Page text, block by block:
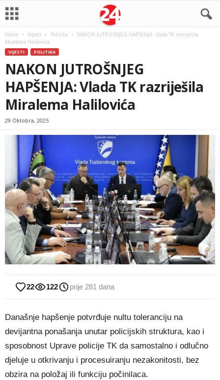
Home Vijesti Politika
NAKON JUTROŠNJEG HAPŠENJA: Vlada TK razriješila
Miralema Halilovića
VIJESTI POLITIKA
NAKON JUTROŠNJEG
HAPŠENJA: Vlada TK razriješila
Miralema Halilovića
29 Oktobra, 2025
22 122 prije 281 dana
Današnje hapšenje potvrđuje nultu toleranciju na
devijantna ponašanja unutar policijskih struktura, kao i
sposobnost Uprave policije TK da samostalno i odlučno
djeluje u otkrivanju i procesuiranju nezakonitosti, bez
obzira na položaj ili funkciju počinilaca.